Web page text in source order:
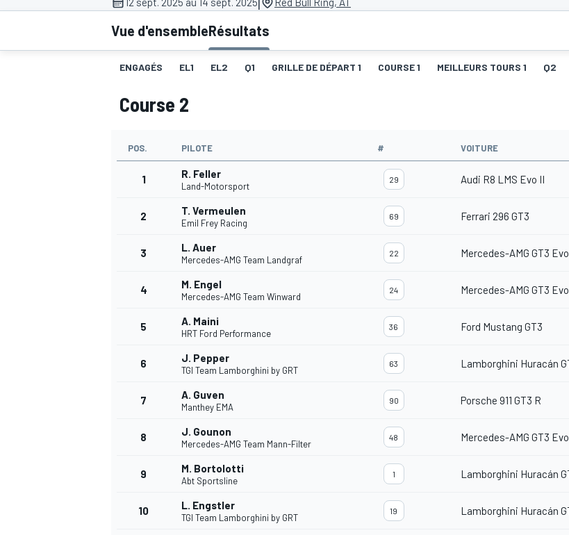
MOTOGP
Vue d'ensembleRésultats
ENGAGÉS EL1 EL2 Q1 GRILLE DE DÉPART 1 COURSE 1 MEILLEURS TOURS 1 Q2
Course 2
POS. PILOTE # VOITURE
1 R. Feller
Land-Motorsport
29 Audi R8 LMS Evo II
2 T. Vermeulen
Emil Frey Racing
69 Ferrari 296 GT3
3 L. Auer
Mercedes-AMG Team Landgraf
22 Mercedes-AMG GT3 Evo
4 M. Engel
Mercedes-AMG Team Winward
24 Mercedes-AMG GT3 Evo
5 A. Maini
HRT Ford Performance
36 Ford Mustang GT3
6 J. Pepper
TGI Team Lamborghini by GRT
63 Lamborghini Huracán
7 A. Guven
Manthey EMA
90 Porsche 911 GT3 R
8 J. Gounon
Mercedes-AMG Team Mann-Filter
48 Mercedes-AMG GT3 Evo
9 M. Bortolotti
Abt Sportsline
1 Lamborghini Huracán
10 L. Engstler
TGI Team Lamborghini by GRT
19 Lamborghini Huracán